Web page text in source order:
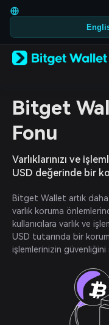
English
日本語
Русский
Español (Latinoamérica)
Deutsch
繁體中文
Bahasa Indonesia
ภาษาไทย
हिन्दी
বাংলা
Español
Português (Brasil)
Español (Argentina)
Bitget
Fonu
Varlıklarınızı ve
USD değerinde bir
Bitget Wallet artık
varlık koruma
kullanıcılara varlık ve
USD tutarında bir
işlemlerinizin güvenliğini